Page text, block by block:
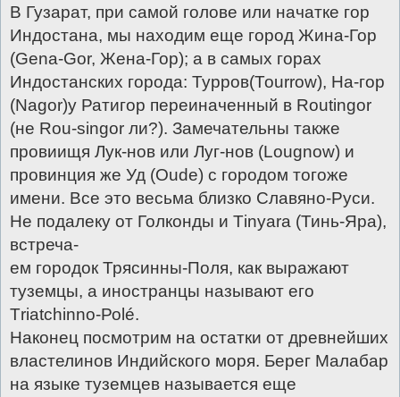
В Гузарат, при самой голове или начатке гор
Индостана, мы находим еще город Жина-Гор
(Gеnа-Gоr, Жена-Гор); а в самых горах
Индостанских города: Турров(Тоurrоw), На-гор
(Nagor)у Ратигор переиначенный в Rоutingor
(не Rоu-singor ли?). Замечательны также
провиищя Лук-нов или Луг-нов (Lоugnоw) и
провинция же Уд (Оude) с городом тогоже
имени. Все это весьма близко Славяно-Руси.
Не подалеку от Голконды и Тinуаrа (Тинь-Яра),
встреча-
ем городок Трясинны-Поля, как выражают
туземцы, а иностранцы называют его
Тriаtсhinnо-Роlé.
Наконец посмотрим на остатки от древнейших
властелинов Индийского моря. Берег Малабар
на языке туземцев называется еще